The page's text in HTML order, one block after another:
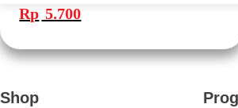
adalah:
Rp 20.000.
Rp 5.700ini
adalah:
Shop